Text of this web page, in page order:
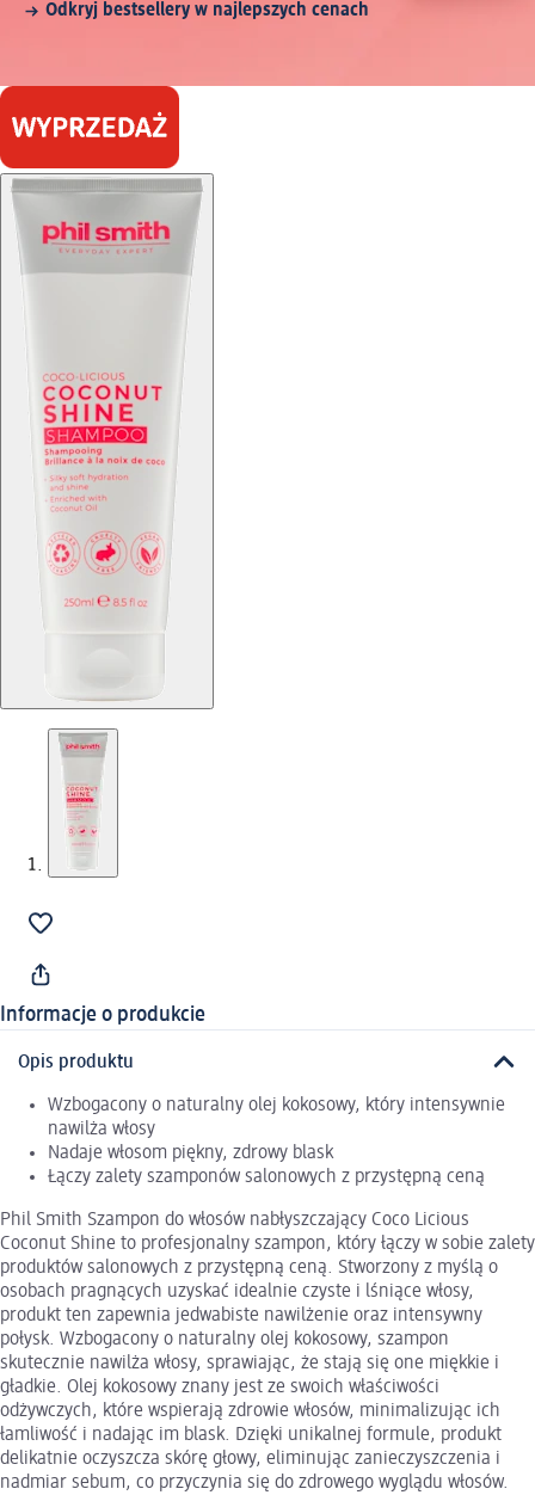
Odkryj bestsellery w najlepszych cenach
Informacje o produkcie
Opis produktu
Wzbogacony o naturalny olej kokosowy, który intensywnie
nawilża włosy
Nadaje włosom piękny, zdrowy blask
Łączy zalety szamponów salonowych z przystępną ceną
Phil Smith Szampon do włosów nabłyszczający Coco Licious
Coconut Shine to profesjonalny szampon, który łączy w sobie zalety
produktów salonowych z przystępną ceną. Stworzony z myślą o
osobach pragnących uzyskać idealnie czyste i lśniące włosy,
produkt ten zapewnia jedwabiste nawilżenie oraz intensywny
połysk. Wzbogacony o naturalny olej kokosowy, szampon
skutecznie nawilża włosy, sprawiając, że stają się one miękkie i
gładkie. Olej kokosowy znany jest ze swoich właściwości
odżywczych, które wspierają zdrowie włosów, minimalizując ich
łamliwość i nadając im blask. Dzięki unikalnej formule, produkt
delikatnie oczyszcza skórę głowy, eliminując zanieczyszczenia i
nadmiar sebum, co przyczynia się do zdrowego wyglądu włosów.